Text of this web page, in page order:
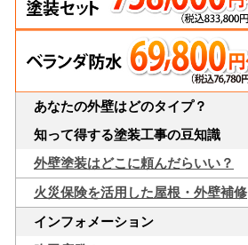
あなたの外壁はどのタイプ？
知って得する塗装工事の豆知識
外壁塗装はどこに頼んだらいい？
火災保険を活用した屋根・外壁補修
インフォメーション